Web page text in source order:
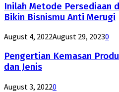
Inilah Metode Persediaan
Bikin Bisnismu Anti Merugi
August 4, 2022August 29, 20230
Pengertian Kemasan
dan Jenis
August 3, 20220